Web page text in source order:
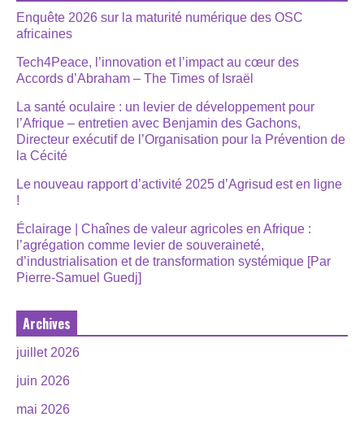
Enquête 2026 sur la maturité numérique des OSC
africaines
Tech4Peace, l’innovation et l’impact au cœur des
Accords d’Abraham – The Times of Israël
La santé oculaire : un levier de développement pour
l’Afrique – entretien avec Benjamin des Gachons,
Directeur exécutif de l’Organisation pour la Prévention de
la Cécité
Le nouveau rapport d’activité 2025 d’Agrisud est en ligne
!
Éclairage | Chaînes de valeur agricoles en Afrique :
l’agrégation comme levier de souveraineté,
d’industrialisation et de transformation systémique [Par
Pierre-Samuel Guedj]
Archives
juillet 2026
juin 2026
mai 2026